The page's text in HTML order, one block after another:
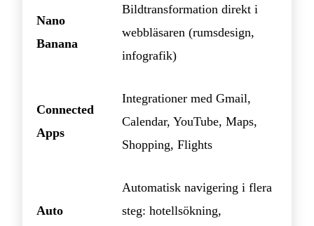
Nano
Banana
Bildtransformation direkt i
webbläsaren (rumsdesign,
infografik)
Connected
Apps
Integrationer med Gmail,
Calendar, YouTube, Maps,
Shopping, Flights
Auto
Automatisk navigering i flera
steg: hotellsökning,